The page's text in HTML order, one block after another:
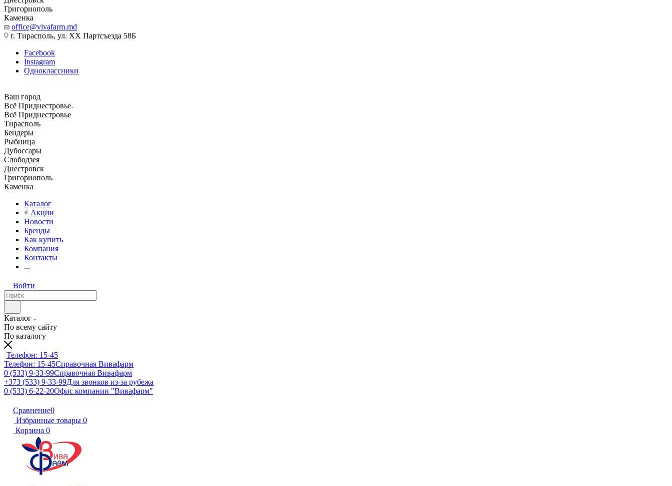
Григориополь
Каменка
office@vivafarm.md
г. Тирасполь, ул. ХХ Партсъезда 58Б
Facebook
Instagram
Одноклассники
Ваш город
Всё Приднестровье
Всё Приднестровье
Тирасполь
Бендеры
Рыбница
Дубоссары
Слободзея
Днестровск
Григориополь
Каменка
Каталог
Акции
Новости
Бренды
Как купить
Компания
Контакты
...
Войти
Каталог
По всему сайту
По каталогу
Телефон: 15-45
Телефон: 15-45Справочная Вивафарм
0 (533) 9-33-99Справочная Вивафарм
+373 (533) 9-33-99Для звонков из-за рубежа
0 (533) 6-22-20Офис компании "Вивафарм"
Сравнение0
Избранные товары 0
Корзина 0